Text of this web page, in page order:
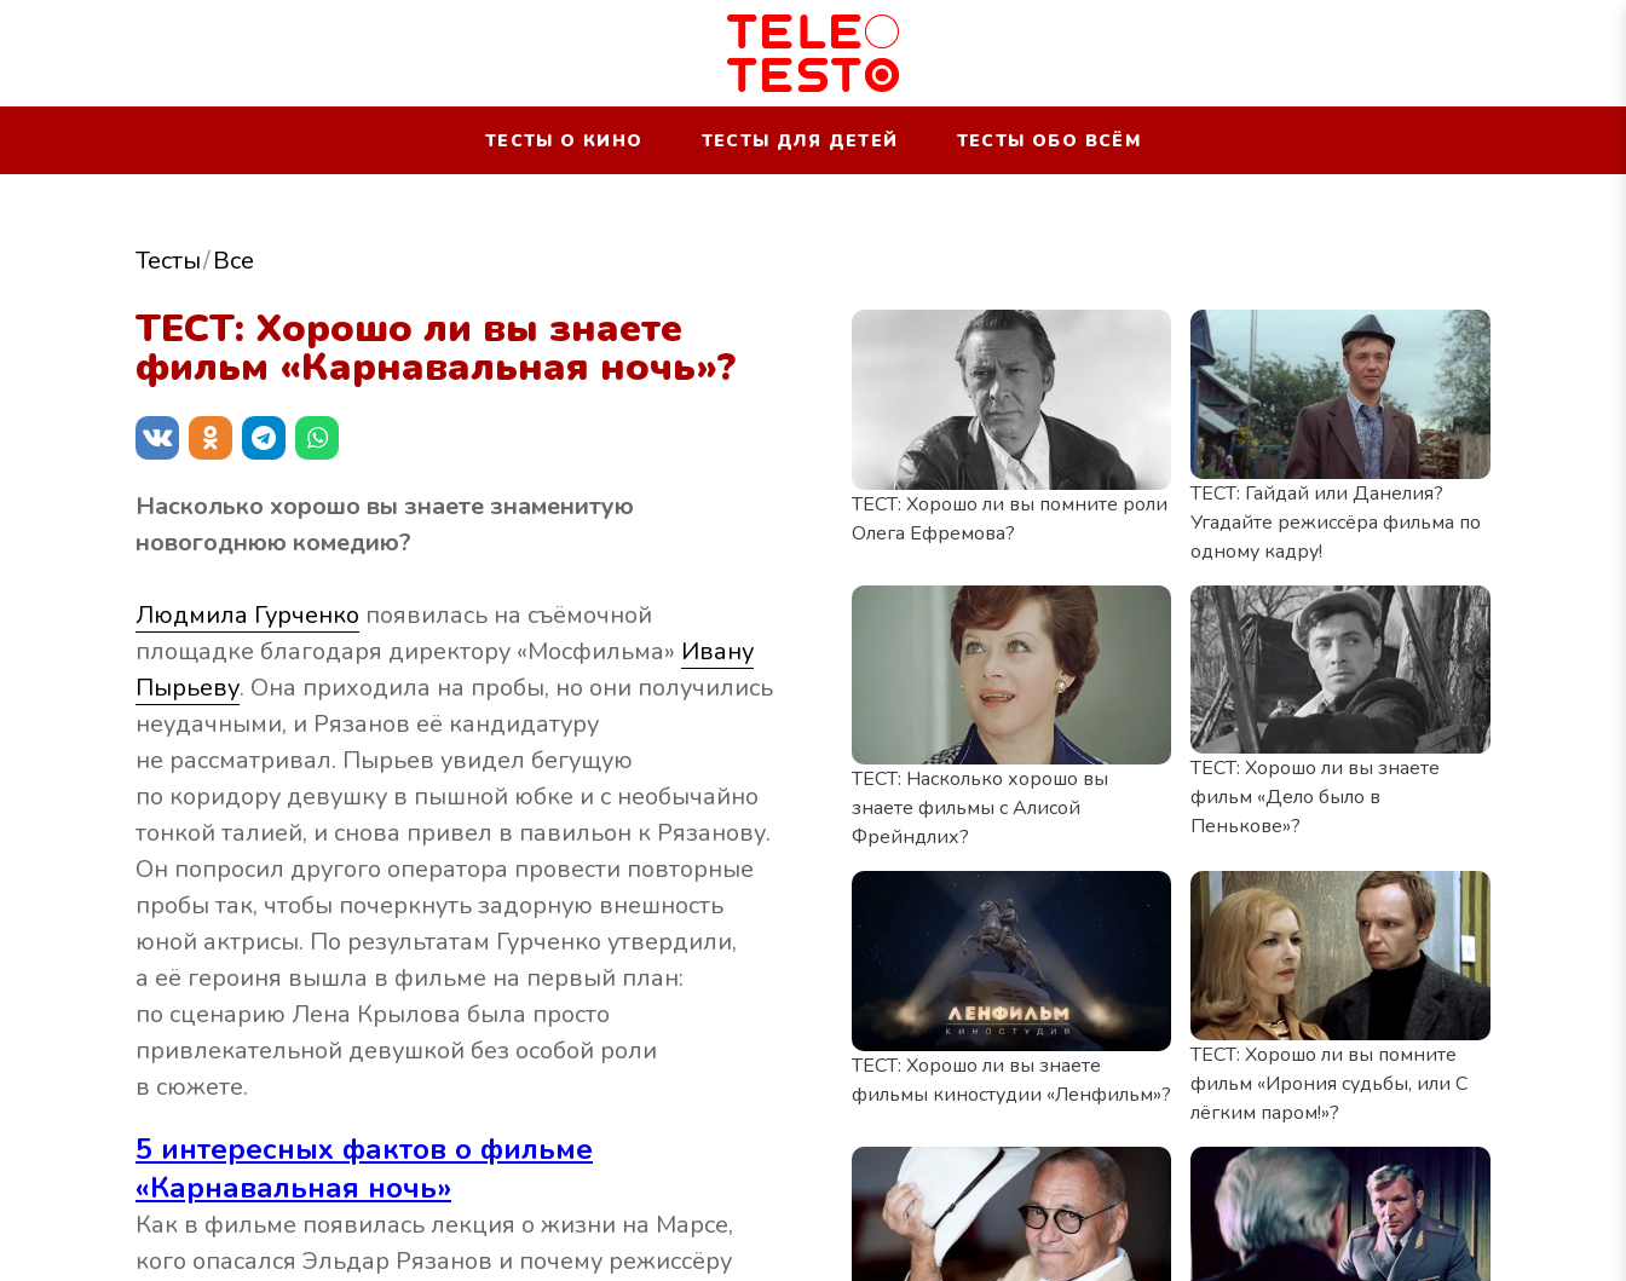
ТЕСТЫ О КИНО ТЕСТЫ ДЛЯ ДЕТЕЙ ТЕСТЫ ОБО ВСЁМ
Тесты Все
ТЕСТ: Хорошо ли вы знаете
фильм «Карнавальная ночь»?
Насколько хорошо вы знаете знаменитую
новогоднюю комедию?
Людмила Гурченко появилась на съёмочной
площадке благодаря директору «Мосфильма» Ивану
Пырьеву. Она приходила на пробы, но они получились
неудачными, и Рязанов её кандидатуру
не рассматривал. Пырьев увидел бегущую
по коридору девушку в пышной юбке и с необычайно
тонкой талией, и снова привел в павильон к Рязанову.
Он попросил другого оператора провести повторные
пробы так, чтобы почеркнуть задорную внешность
юной актрисы. По результатам Гурченко утвердили,
а её героиня вышла в фильме на первый план:
по сценарию Лена Крылова была просто
привлекательной девушкой без особой роли
в сюжете.
5 интересных фактов о фильме
«Карнавальная ночь»
Как в фильме появилась лекция о жизни на Марсе,
кого опасался Эльдар Рязанов и почему режиссёру
ТЕСТ: Хорошо ли вы помните роли
Олега Ефремова?
ТЕСТ: Гайдай или Данелия?
Угадайте режиссёра фильма по
одному кадру!
ТЕСТ: Насколько хорошо вы
знаете фильмы с Алисой
Фрейндлих?
ТЕСТ: Хорошо ли вы знаете
фильм «Дело было в
Пенькове»?
ТЕСТ: Хорошо ли вы знаете
фильмы киностудии «Ленфильм»?
ТЕСТ: Хорошо ли вы помните
фильм «Ирония судьбы, или С
лёгким паром!»?